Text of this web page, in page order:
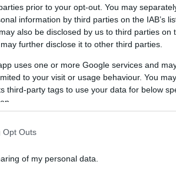
prior to your opt-out. You may
information by third parties on the IAB’s
also be disclosed by us to third parties on
further disclose it to other third parties.
uses one or more Google services and
to your visit or usage behaviour. You
third-party tags to use your data for below
Opt Outs
of my personal data.